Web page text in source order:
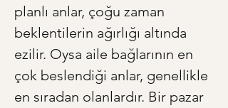
planlı anlar, çoğu zaman
beklentilerin ağırlığı altında
ezilir. Oysa aile bağlarının en
çok beslendiği anlar, genellikle
en sıradan olanlardır. Bir pazar